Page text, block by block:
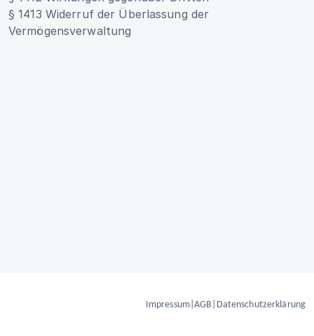
§ 1413 Widerruf der Überlassung der
Vermögensverwaltung
Impressum|AGB Datenschutzerklärung